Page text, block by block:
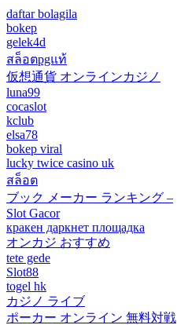
daftar bolagila
bokep
gelek4d
สล็อตpgแท้
仮想通貨 オンラインカジノ
luna99
cocaslot
kclub
elsa78
bokep viral
lucky twice casino uk
สล็อต
ブック メーカー ランキング –
Slot Gacor
кракен даркнет площадка
オンカジ おすすめ
tete gede
Slot88
togel hk
カジノ ライブ
ポーカー オンライン 無料対戦